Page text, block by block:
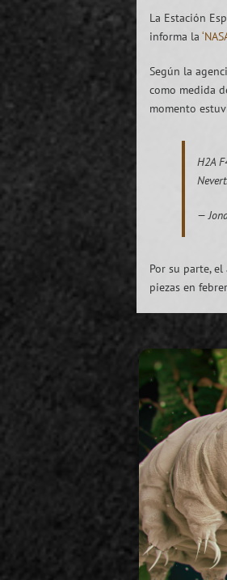
La Estación
informa la
Según la
como medida
momento
H2A
—
Por su parte,
piezas en